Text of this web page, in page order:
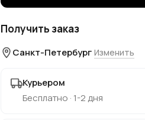
Получить заказ
Санкт-Петербург Изменить
Курьером
Бесплатно · 1-2 дня